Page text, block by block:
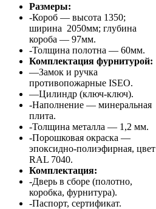
Размеры:
-Короб — высота 1350;
ширина 2050мм; глубина
короба — 97мм.
-Толщина полотна — 60мм.
Комплектация фурнитурой:
—Замок и ручка
противопожарные ISEO.
—Цилиндр (ключ-ключ).
-Наполнение — минеральная
плита.
-Толщина металла — 1,2 мм.
-Порошковая окраска —
эпоксидно-полиэфирная, цвет
RAL 7040.
Комплектация:
-Дверь в сборе (полотно,
коробка, фурнитура).
-Паспорт, сертификат.